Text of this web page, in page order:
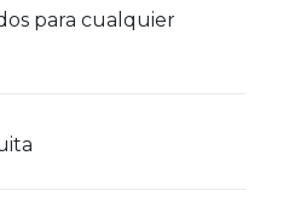
para cualquier